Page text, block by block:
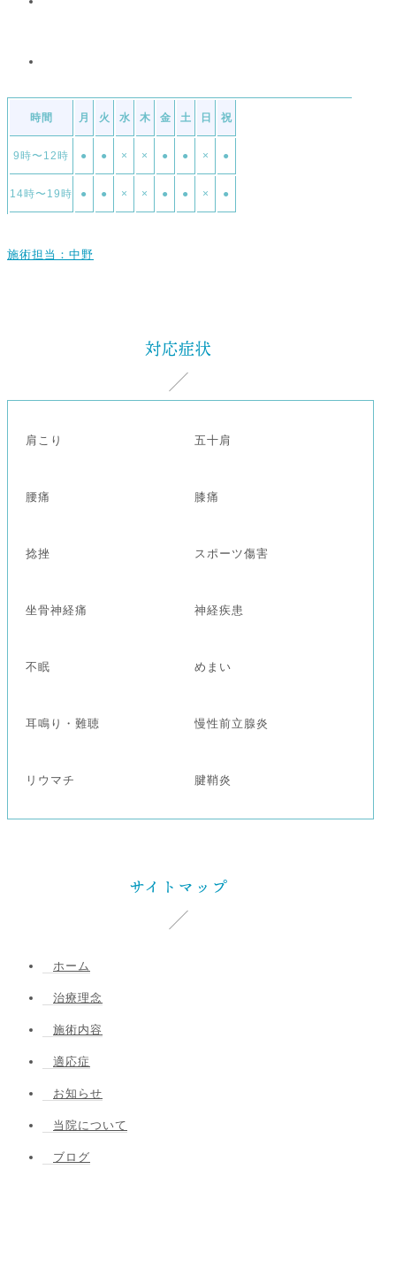
時間 月 火 水 木 金 土 日 祝
9時〜12時 ● ● × × ● ● × ●
14時〜19時 ● ● × × ● ● × ●
施術担当：中野
対応症状
肩こり 五十肩
腰痛 膝痛
捻挫 スポーツ傷害
坐骨神経痛 神経疾患
不眠 めまい
耳鳴り・難聴 慢性前立腺炎
リウマチ 腱鞘炎
サイトマップ
ホーム
治療理念
施術内容
適応症
お知らせ
当院について
ブログ